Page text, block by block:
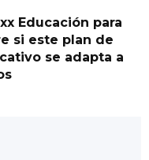
Educación para
si este plan de
se adapta a